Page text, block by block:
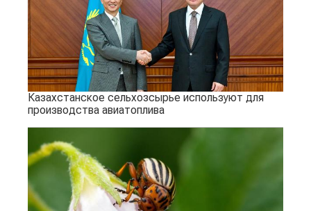
Казахстанское сельхозсырье используют для
производства авиатоплива